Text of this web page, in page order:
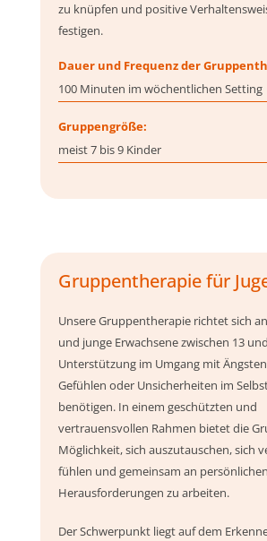
zu knüpfen und positive
festigen.
Dauer und Frequenz der
100 Minuten im wöchentlichen Setting
Gruppengröße:
meist 7 bis 9 Kinder
Gruppentherapie für
Unsere Gruppentherapie richtet sich
und junge Erwachsene zwischen 13
Unterstützung im Umgang mit
Gefühlen oder Unsicherheiten im
benötigen. In einem geschützten und
vertrauensvollen Rahmen bietet die
Möglichkeit, sich auszutauschen, sich
fühlen und gemeinsam an persönlichen
Herausforderungen zu arbeiten.
Der Schwerpunkt liegt auf dem